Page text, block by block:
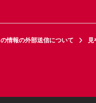
情報の外部送信について
見